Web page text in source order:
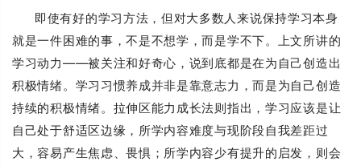
即使有好的学习方法，但对大多数人来说保持学习本身
就是一件困难的事，不是不想学，而是学不下。上文所讲的
学习动力——被关注和好奇心，说到底都是在为自己创造出
积极情绪。学习习惯养成并非是靠意志力，而是为自己创造
持续的积极情绪。拉伸区能力成长法则指出，学习应该是让
自己处于舒适区边缘，所学内容难度与现阶段自我差距过
大，容易产生焦虑、畏惧；所学内容少有提升的启发，则会